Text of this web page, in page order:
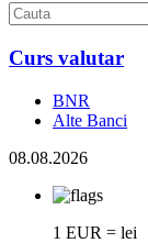
Curs valutar
BNR
Alte Banci
08.08.2026
1 EUR = lei